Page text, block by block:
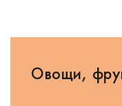
Овощи,